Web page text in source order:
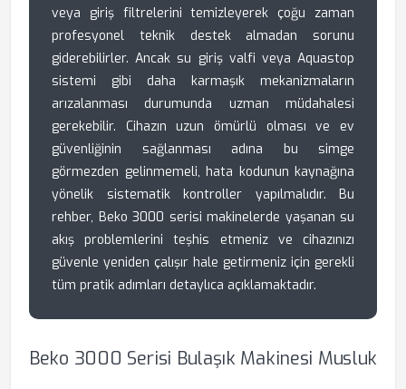
veya giriş filtrelerini temizleyerek çoğu zaman
profesyonel teknik destek almadan sorunu
giderebilirler. Ancak su giriş valfi veya Aquastop
sistemi gibi daha karmaşık mekanizmaların
arızalanması durumunda uzman müdahalesi
gerekebilir. Cihazın uzun ömürlü olması ve ev
güvenliğinin sağlanması adına bu simge
görmezden gelinmemeli, hata kodunun kaynağına
yönelik sistematik kontroller yapılmalıdır. Bu
rehber, Beko 3000 serisi makinelerde yaşanan su
akış problemlerini teşhis etmeniz ve cihazınızı
güvenle yeniden çalışır hale getirmeniz için gerekli
tüm pratik adımları detaylıca açıklamaktadır.
Beko 3000 Serisi Bulaşık Makinesi Musluk